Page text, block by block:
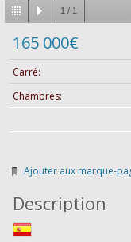
1 / 1
165 000€
Carré:
Chambres:
Ajouter aux marque-
Description